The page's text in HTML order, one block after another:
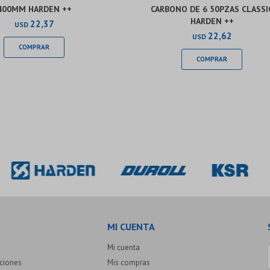
HARDEN ++
USD 22,37
CARBONO DE 6 50PZAS
HARDEN ++
USD 22,62
MI CUENTA
Mi cuenta
Mis compras